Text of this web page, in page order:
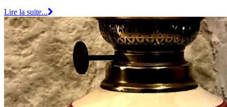
Lire la suite...